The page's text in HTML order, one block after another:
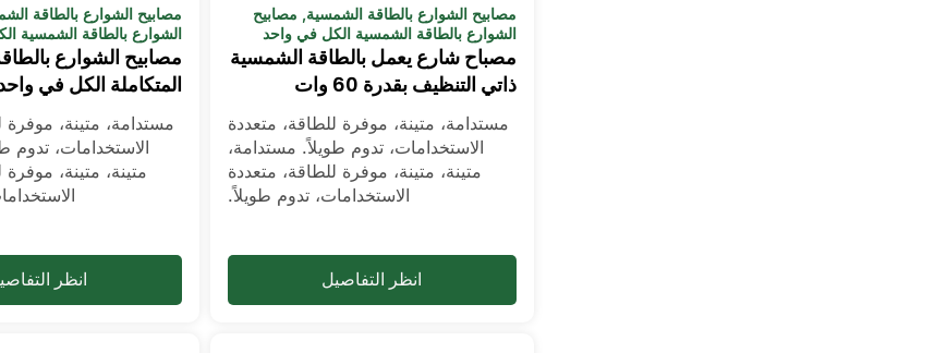
مصابيح الشوارع بالطاقة الشمسية, مصابيح
الشوارع بالطاقة الشمسية الكل في واحد
مصباح شارع يعمل بالطاقة الشمسية
ذاتي التنظيف بقدرة 60 وات
مستدامة، متينة، موفرة للطاقة، متعددة
الاستخدامات، تدوم طويلاً. مستدامة،
متينة، متينة، موفرة للطاقة، متعددة
الاستخدامات، تدوم طويلاً.
انظر التفاصيل
مصابيح الشوارع بالطاقة
الشوارع بالطاقة الشمسية
مصابيح الشوارع
المتكاملة الكل في
مستدامة، متينة، موفرة
الاستخدامات، تدوم
متينة، متينة،
انظر